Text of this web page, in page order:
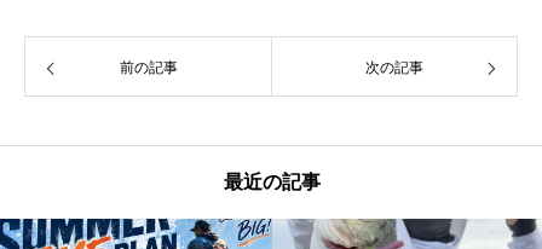
前の記事 次の記事
最近の記事